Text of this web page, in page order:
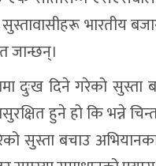
भारतीय
जान्छन्।
दुःख दिने गरेको
हुने हो कि भन्ने
सुस्ता बचाउ